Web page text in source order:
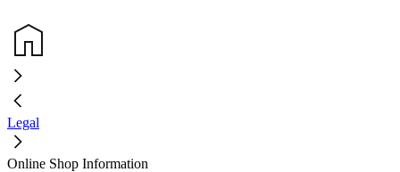
Legal
Online Shop Information